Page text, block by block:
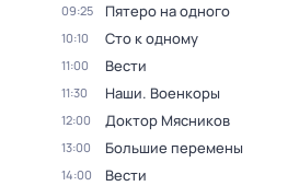
09:25 Пятеро на одного
10:10 Сто к одному
11:00 Вести
11:30 Наши. Военкоры
12:00 Доктор Мясников
13:00 Большие перемены
14:00 Вести